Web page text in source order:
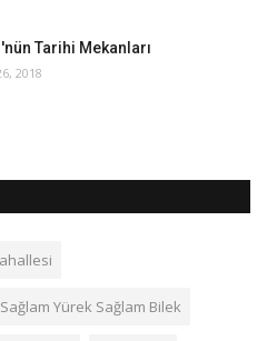
Tarihi Mekanları
2018
Sağlam Yürek Sağlam Bilek